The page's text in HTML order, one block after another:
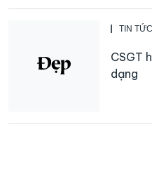
TIN TỨC
CSGT
dạng